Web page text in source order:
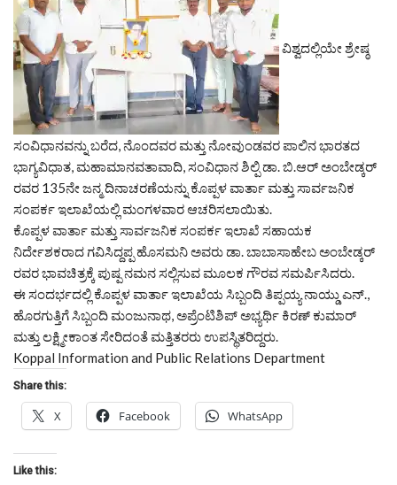
ವಿಶ್ವದಲ್ಲಿಯೇ ಶ್ರೇಷ್ಠ
ಸಂವಿಧಾನವನ್ನು ಬರೆದ, ನೊಂದವರ ಮತ್ತು ನೋವುಂಡವರ ಪಾಲಿನ ಭಾರತದ
ಭಾಗ್ಯವಿಧಾತ, ಮಹಾಮಾನವತಾವಾದಿ, ಸಂವಿಧಾನ ಶಿಲ್ಪಿ ಡಾ. ಬಿ.ಆರ್ ಅಂಬೇಡ್ಕರ್
ರವರ 135ನೇ ಜನ್ಮ ದಿನಾಚರಣೆಯನ್ನು ಕೊಪ್ಪಳ ವಾರ್ತಾ ಮತ್ತು ಸಾರ್ವಜನಿಕ
ಸಂಪರ್ಕ ಇಲಾಖೆಯಲ್ಲಿ ಮಂಗಳವಾರ ಆಚರಿಸಲಾಯಿತು.
ಕೊಪ್ಪಳ ವಾರ್ತಾ ಮತ್ತು ಸಾರ್ವಜನಿಕ ಸಂಪರ್ಕ ಇಲಾಖೆ ಸಹಾಯಕ
ನಿರ್ದೇಶಕರಾದ ಗವಿಸಿದ್ದಪ್ಪ ಹೊಸಮನಿ ಅವರು ಡಾ. ಬಾಬಾಸಾಹೇಬ ಅಂಬೇಡ್ಕರ್
ರವರ ಭಾವಚಿತ್ರಕ್ಕೆ ಪುಷ್ಪ ನಮನ ಸಲ್ಲಿಸುವ ಮೂಲಕ ಗೌರವ ಸಮರ್ಪಿಸಿದರು.
ಈ ಸಂದರ್ಭದಲ್ಲಿ ಕೊಪ್ಪಳ ವಾರ್ತಾ ಇಲಾಖೆಯ ಸಿಬ್ಬಂದಿ ತಿಪ್ಪಯ್ಯ ನಾಯ್ಡು ಎನ್.,
ಹೊರಗುತ್ತಿಗೆ ಸಿಬ್ಬಂದಿ ಮಂಜುನಾಥ, ಅಪ್ರೆಂಟಿಶಿಪ್ ಅಭ್ಯರ್ಥಿ ಕಿರಣ್ ಕುಮಾರ್
ಮತ್ತು ಲಕ್ಷ್ಮೀಕಾಂತ ಸೇರಿದಂತೆ ಮತ್ತಿತರರು ಉಪಸ್ಥಿತರಿದ್ದರು.
Koppal Information and Public Relations Department
Share this:
X Facebook WhatsApp
Like this: